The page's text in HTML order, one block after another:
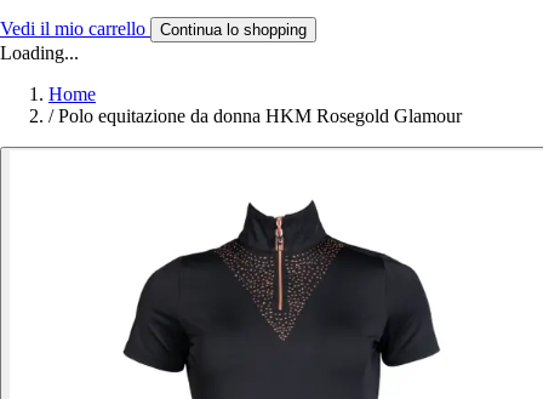
Vedi il mio carrello Continua lo shopping
Loading...
Home
/ Polo equitazione da donna HKM Rosegold Glamour